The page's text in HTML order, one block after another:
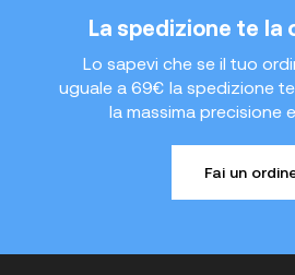
La spedizione te la
Lo sapevi che se il tuo
uguale a 69€ la spedizione
la massima precisione
Fai un